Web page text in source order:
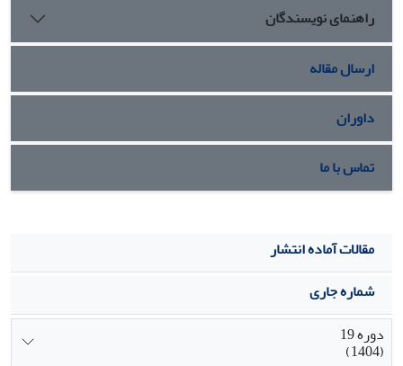
نگرش مثبت به پول افزایش می­یابد. بر اساس مدل رگرسیونی،
پول را تبیین می­کنند. نتایج حاصل از این تحقیق می‌تواند در
سیاست‌گذاری اجتماعی مورد استفاده قرار گیرد.
راهنمای نویسندگان
ارسال مقاله
داوران
تماس با ما
مقالات آماده انتشار
شماره جاری
دوره 19
(1404)